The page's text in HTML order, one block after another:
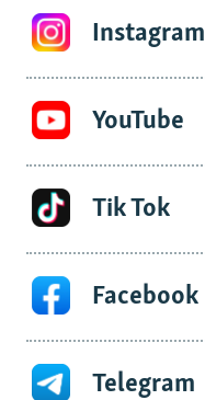
Instagram
YouTube
Tik Tok
Facebook
Telegram